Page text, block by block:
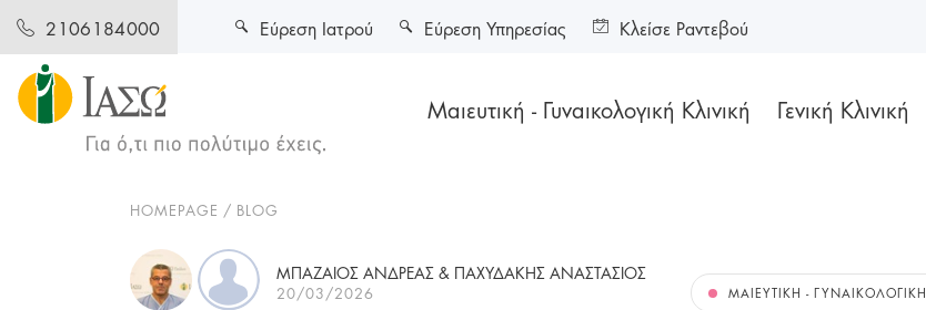
2106184000
Μαιευτική - Γυναικολογική Κλινική Γενική Κλινική
Εύρεση Ιατρού Εύρεση Υπηρεσίας Κλείσε Ραντεβού
HOMEPAGE BLOG
ΜΠΑΖΑΙΟΣ ΑΝΔΡΕΑΣ & ΠΑΧΥΔΑΚΗΣ ΑΝΑΣΤΑΣΙΟΣ
20/03/2026 ΜΑΙΕΥΤΙΚΉ - ΓΥΝΑΙΚΟΛΟΓΙΚΉ